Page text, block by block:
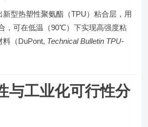
新型热塑性聚氨酯（TPU）粘合层，用
，可在低温（90℃）下实现高强度粘
料（DuPont, Technical Bulletin TPU-
与工业化可行性分